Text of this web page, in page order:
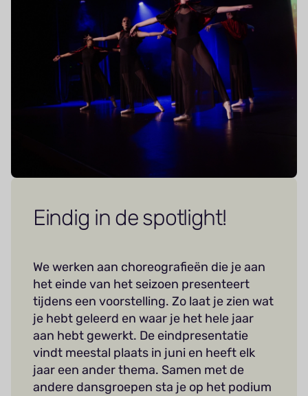
Eindig in de spotlight!
We werken aan choreografieën die je aan
het einde van het seizoen presenteert
tijdens een voorstelling. Zo laat je zien wat
je hebt geleerd en waar je het hele jaar
aan hebt gewerkt. De eindpresentatie
vindt meestal plaats in juni en heeft elk
jaar een ander thema. Samen met de
andere dansgroepen sta je op het podium